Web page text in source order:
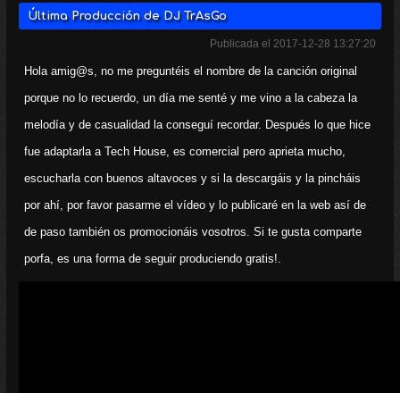
Última Producción de DJ TrAsGo
Publicada el 2017-12-28 13:27:20
Hola amig@s, no me preguntéis el nombre de la canción original
porque no lo recuerdo, un día me senté y me vino a la cabeza la
melodía y de casualidad la conseguí recordar. Después lo que hice
fue adaptarla a Tech House, es comercial pero aprieta mucho,
escucharla con buenos altavoces y si la descargáis y la pincháis
por ahí, por favor pasarme el vídeo y lo publicaré en la web así de
de paso también os promocionáis vosotros. Si te gusta comparte
porfa, es una forma de seguir produciendo gratis!.